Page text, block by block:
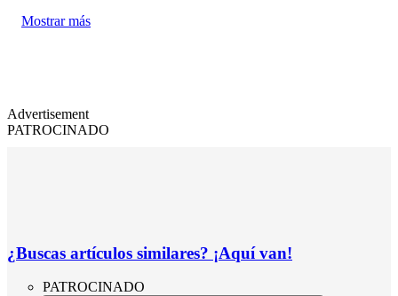
Mostrar más
Advertisement
PATROCINADO
¿Buscas artículos similares? ¡Aquí van!
PATROCINADO